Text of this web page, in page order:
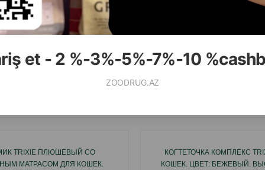
et - 2 %-3%-5%-7%-10
ZOODRUG.AZ
Цена
Купить
1 шт
4.00
КУПИТЬ
TRIXIE ПЛЮШЕВЫЙ СО
МАТРАСОМ ДЛЯ КОШЕК.
КОГТЕТОЧКА КОМПЛЕКС
КОШЕК. ЦВЕТ: БЕЖЕВЫЙ.